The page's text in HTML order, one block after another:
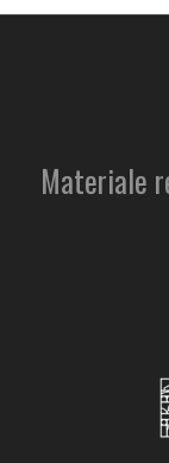
Materiale